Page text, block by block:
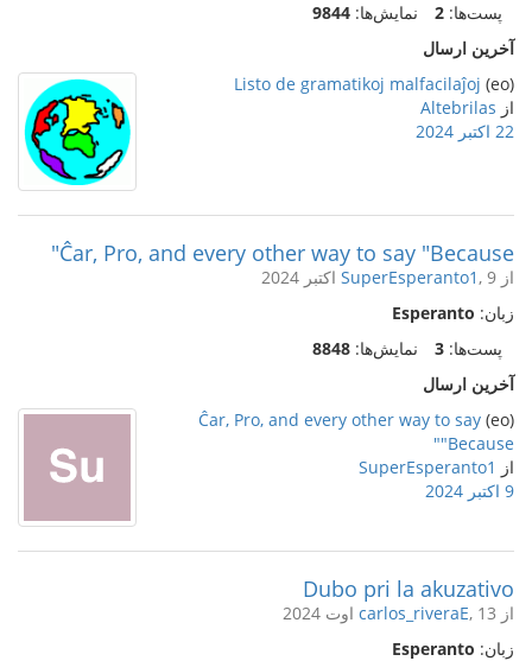
پست‌ها: 2 نمایش‌ها: 9844
آخرین ارسال
(eo)
Listo de gramatikoj malfacilaĵoj
از Altebrilas
22 اکتبر 2024
Ĉar, Pro, and every other way to say "Because"
از SuperEsperanto1 , 9 اکتبر 2024
زبان: Esperanto
پست‌ها: 3 نمایش‌ها: 8848
آخرین ارسال
(eo)
Ĉar, Pro, and every other way to say
"Because"
از SuperEsperanto1
9 اکتبر 2024
Dubo pri la akuzativo
از carlos_riveraE, 13 اوت 2024
زبان: Esperanto